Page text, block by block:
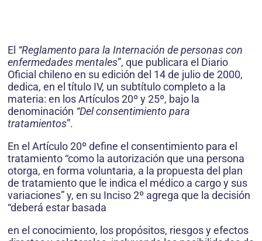
El “Reglamento para la Internación de personas con
enfermedades mentales”, que publicara el Diario
Oficial chileno en su edición del 14 de julio de 2000,
dedica, en el título IV, un subtítulo completo a la
materia: en los Artículos 20º y 25º, bajo la
denominación “Del consentimiento para
tratamientos”.
En el Artículo 20º define el consentimiento para el
tratamiento “como la autorización que una persona
otorga, en forma voluntaria, a la propuesta del plan
de tratamiento que le indica el médico a cargo y sus
variaciones” y, en su Inciso 2º agrega que la decisión
“deberá estar basada
en el conocimiento, los propósitos, riesgos y efectos